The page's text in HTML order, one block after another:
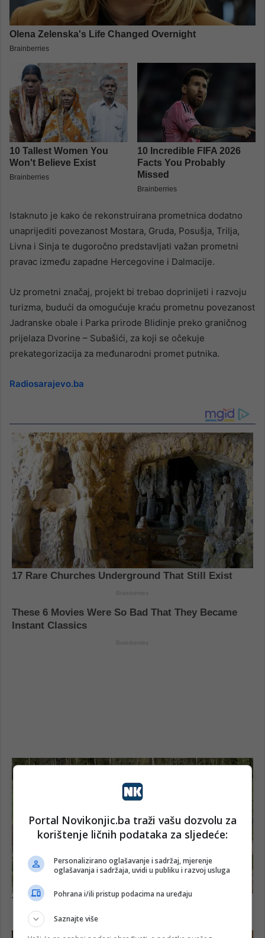
Istaknuto je kako će rekonstruirana prometnica dodatno
unaprijediti povezanost Mostara, Gruda, Posušja, Trilja,
Livna i Sinja te dugoročno predstavljati važan prometni
pravac između zapadne Hercegovine i Dalmacije.
Uz prometni značaj, projekt bi trebao doprinijeti i razvoju
turizma, budući da omogućuje kraću prometnu povezanost
Jadranske obale i Parka prirode Blidinje preko graničnog
prijelaza Dvorine – Subašići, za koji se očekuje
prekategorizacija za međunarodni promet putnika.
Radiosarajevo.ba
Portal Novikonjic.ba traži vašu dozvolu za
korištenje ličnih podataka za sljedeće:
Personalizirano oglašavanje i sadržaj, mjerenje
oglašavanja i sadržaja, uvidi u publiku i razvoj usluga
Pohrana i/ili pristup podacima na uređaju
Saznajte više